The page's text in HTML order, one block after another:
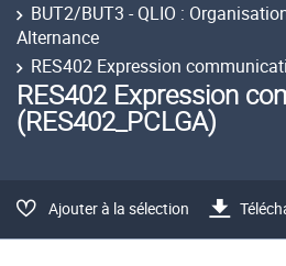
BUT2/BUT3 - QLIO :
Alternance
RES402 Expression
RES402 Expression
(RES402_PCLGA)
Ajouter à la sélection